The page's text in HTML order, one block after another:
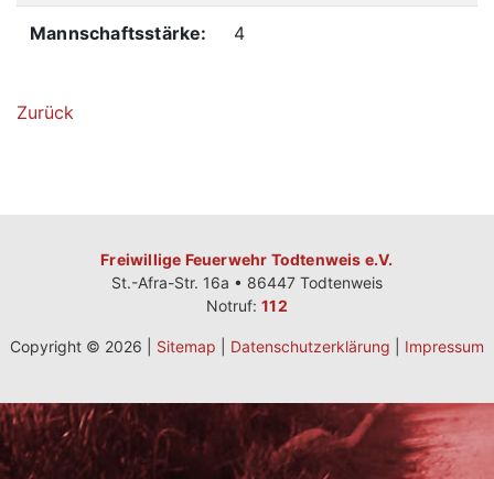
Mannschaftsstärke: 4
Zurück
Freiwillige Feuerwehr Todtenweis e.V.
St.-Afra-Str. 16a • 86447 Todtenweis
Notruf:112
Copyright © 2026 | Sitemap Datenschutzerklärung Impressum